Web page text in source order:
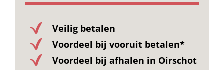
Banken
Veilig betalen
Voordeel bij vooruit betalen*
Voordeel bij afhalen in Oirschot